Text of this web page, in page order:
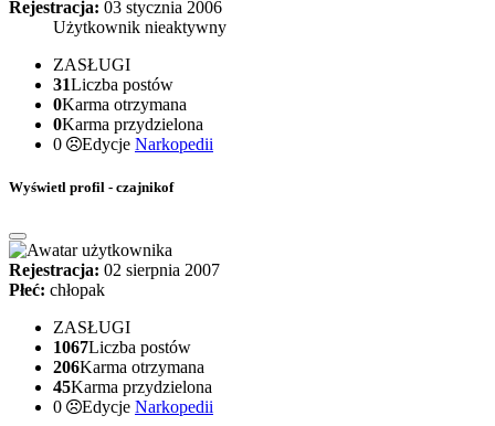
Rejestracja: 03 stycznia 2006
Użytkownik nieaktywny
ZASŁUGI
31Liczba postów
0Karma otrzymana
0Karma przydzielona
0
Edycje Narkopedii
Wyświetl profil - czajnikof
Rejestracja: 02 sierpnia 2007
Płeć: chłopak
ZASŁUGI
1067Liczba postów
206Karma otrzymana
45Karma przydzielona
0
Edycje Narkopedii